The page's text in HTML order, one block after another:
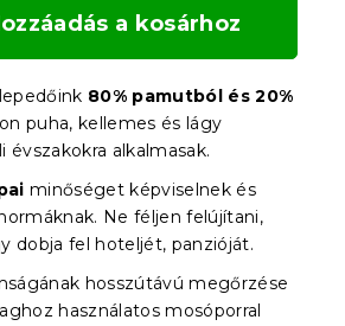
a kosárhoz
lepedőink 80% pamutból és 20%
puha, kellemes és lágy
alkalmasak.
minőséget képviselnek és
Ne féljen felújítani,
dobja fel hoteljét, panzióját.
hosszútávú megőrzése
használatos mosóporral